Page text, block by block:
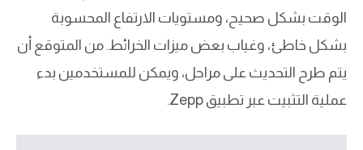
الوقت بشكل صحيح، ومستويات الارتفاع المحسوبة
بشكل خاطئ، وغياب بعض ميزات الخرائط. من المتوقع أن
يتم طرح التحديث على مراحل، ويمكن للمستخدمين بدء
عملية التثبيت عبر تطبيق Zepp.